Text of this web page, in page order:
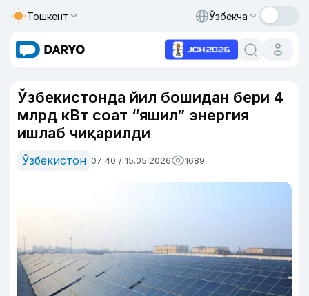
Тошкент Ўзбекча
Ўзбекистонда йил бошидан бери 4
млрд кВт соат “яшил” энергия
ишлаб чиқарилди
Ўзбекистон 07:40 / 15.05.2026 1689